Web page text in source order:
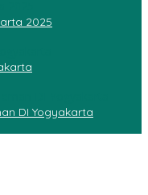
2025
DI Yogyakarta